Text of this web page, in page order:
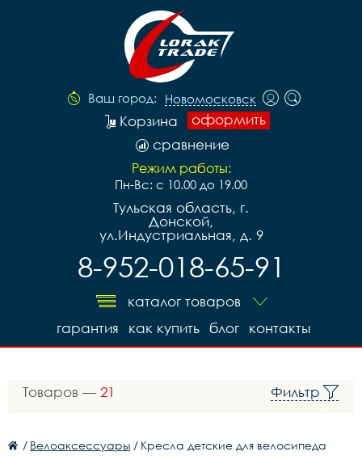
Ваш город: Новомосковск
оформить
Корзина
сравнение
Режим работы:
Пн-Вс: с 10.00 до 19.00
Тульская область, г.
Донской,
ул.Индустриальная, д. 9
8-952-018-65-91
каталог товаров
контакты
блог
как купить
гарантия
Товаров — 21 Фильтр
/ Велоаксессуары / Кресла детские для велосипеда